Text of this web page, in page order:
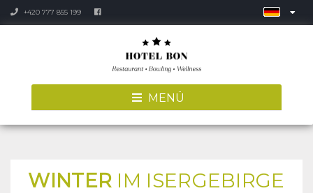
+420 777 855 199
MENÜ
WINTER IM ISERGEBIRGE